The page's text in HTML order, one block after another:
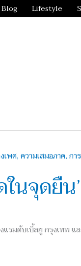
Blog Lifestyle
นจุดยื
รมดับเบิ้ลยู กรุงเทพ